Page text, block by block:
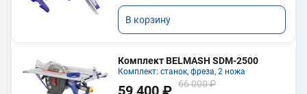
В корзину
Комплект BELMASH SDM-2500
Комплект: станок, фреза, 2 ножа
59 400 ₽ 66 000 ₽